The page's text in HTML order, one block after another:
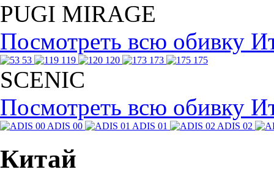
PUGI MIRAGE
Посмотреть всю обивку
53 119 120 173 175
SCENIC
Посмотреть всю обивку
ADIS 00 ADIS 01 ADIS 02
Китай